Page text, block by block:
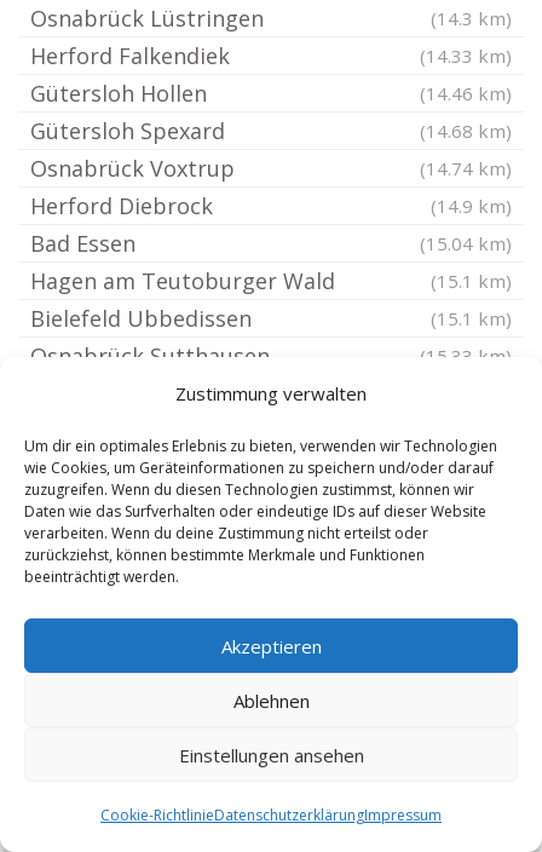
Zustimmung verwalten
Um dir ein optimales Erlebnis zu bieten, verwenden wir Technologien
wie Cookies, um Geräteinformationen zu speichern und/oder darauf
zuzugreifen. Wenn du diesen Technologien zustimmst, können wir
Daten wie das Surfverhalten oder eindeutige IDs auf dieser Website
verarbeiten. Wenn du deine Zustimmung nicht erteilst oder
zurückziehst, können bestimmte Merkmale und Funktionen
beeinträchtigt werden.
Akzeptieren
Ablehnen
Einstellungen ansehen
Cookie-RichtlinieDatenschutzerklärungImpressum
Osnabrück Lüstringen (14.3 km)
Herford Falkendiek (14.33 km)
Gütersloh Hollen (14.46 km)
Gütersloh Spexard (14.68 km)
Osnabrück Voxtrup (14.74 km)
Herford Diebrock (14.9 km)
Bad Essen (15.04 km)
Hagen am Teutoburger Wald (15.1 km)
Bielefeld Ubbedissen (15.1 km)
Osnabrück Sutthausen (15.33 km)
Bielefeld Sennestadt (15.62 km)
Osnabrück Schinkel Ost (15.64 km)
Osnabrück Gretesch (15.64 km)
Osnabrück Fledder
Osnabrück (15.65 km)
Herford Herringhausen